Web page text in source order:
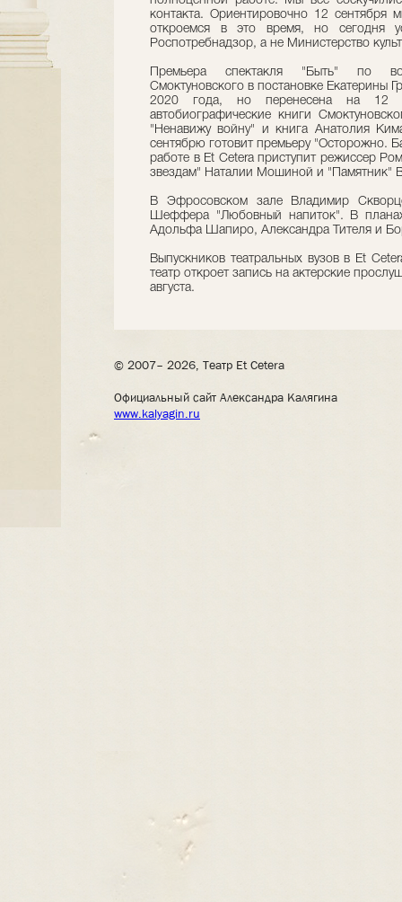
контакта. Ориентировочно 12 сентября
откроемся в это время, но сегодня
Роспотребнадзор, а не Министерство
Премьера спектакля "Быть" по
Смоктуновского в постановке Екатерины
2020 года, но перенесена на 12
автобиографические книги
"Ненавижу войну" и книга Анатолия
сентябрю готовит премьеру "Осторожно.
работе в Et Cetera приступит режиссер
звездам" Наталии Мошиной и "Памятник"
В Эфросовском зале Владимир
Шеффера "Любовный напиток". В планах
Адольфа Шапиро, Александра Тителя и
Выпускников театральных вузов в Et
театр откроет запись на актерские
августа.
© 2007– 2026, Театр Et Cetera
Официальный сайт Александра Калягина
www.kalyagin.ru